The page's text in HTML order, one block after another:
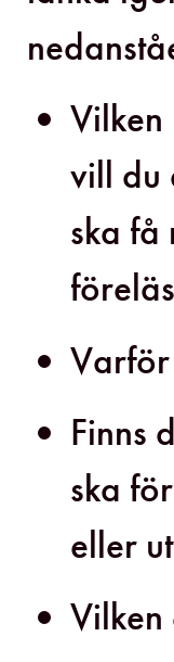
Vilken
vill du
ska få
Finns
ska
eller
Vilken